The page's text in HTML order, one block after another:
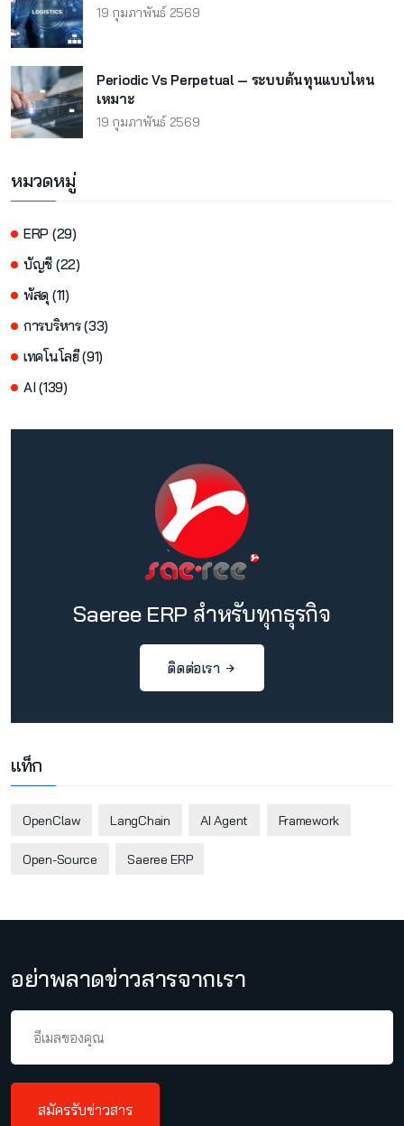
19 กุมภาพันธ์ 2569
Periodic Vs Perpetual — ระบบต้นทุนแบบไหน
เหมาะ
19 กุมภาพันธ์ 2569
หมวดหมู่
ERP (29)
บัญชี (22)
พัสดุ (11)
การบริหาร (33)
เทคโนโลยี (91)
AI (139)
Saeree ERP สำหรับทุกธุรกิจ
ติดต่อเรา
แท็ก
OpenClaw LangChain AI Agent Framework
Open-Source Saeree ERP
อย่าพลาดข่าวสารจากเรา
สมัครรับข่าวสาร